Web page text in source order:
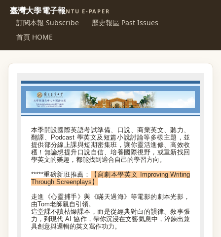
臺灣大學電子報NTU E-PAPER
訂閱本報 Subscribe
歷史報區 Past Issues
首頁 HOME
本季開設國際英語考試準備、口說、商業英文、聽力、
翻譯、Podcast 學英文及短篇小說討論等多樣主題，並
提供部分線上課與短期密集班，讓你靈活進修、高效收
穫！無論想提升口說自信、培養國際視野，或重新找回
學英文的樂趣，都能找到適合自己的學習方向。
*****重磅新班推薦：
【寫劇本學英文 Improving Writing
Through Screenplays】
走進《心靈捕手》與《瞞天過海》等電影的劇本光影，
由Tom老師親自引領。
這堂課不讀枯燥課本，而是從經典對白的韻律、敘事張
力，到現代 AI 協作，帶你沉浸在文藝氣息中，淬鍊出兼
具創意與邏輯的英文寫作功力。